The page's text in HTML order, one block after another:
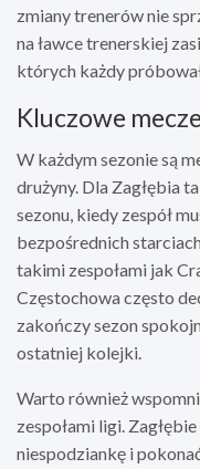
zmiany trenerów nie
na ławce trenerskiej
których każdy
Kluczowe
W każdym sezonie są
drużyny. Dla Zagłębia
sezonu, kiedy zespół
bezpośrednich
takimi zespołami jak
Częstochowa często
zakończy sezon
ostatniej kolejki.
Warto również
zespołami ligi.
niespodziankę i